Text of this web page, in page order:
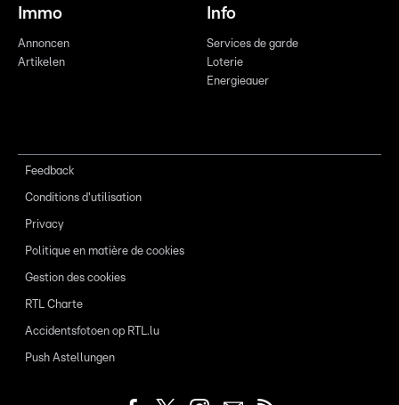
Immo
Annoncen
Artikelen
Info
Services de garde
Loterie
Energieauer
Feedback
Conditions d'utilisation
Privacy
Politique en matière de cookies
Gestion des cookies
RTL Charte
Accidentsfotoen op RTL.lu
Push Astellungen